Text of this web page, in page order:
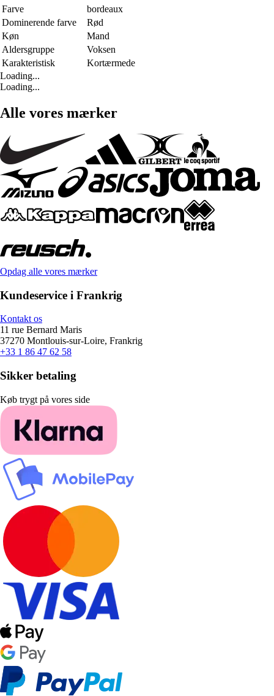
Farve
bordeaux
Dominerende farve
Rød
Køn
Mand
Aldersgruppe
Voksen
Karakteristisk
Kortærmede
Loading...
Loading...
Alle vores mærker
Opdag alle vores mærker
Kundeservice i Frankrig
Kontakt os
11 rue Bernard Maris
37270 Montlouis-sur-Loire, Frankrig
+33 1 86 47 62 58
Sikker betaling
Køb trygt på vores side